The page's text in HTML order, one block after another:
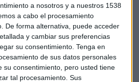
a nosotros y a nuestros 1538
a cabo el procesamiento
De forma alternativa, puede acceder
y cambiar sus preferencias
su consentimiento. Tenga en
de sus datos personales
su consentimiento, pero usted tiene
tal procesamiento. Sus